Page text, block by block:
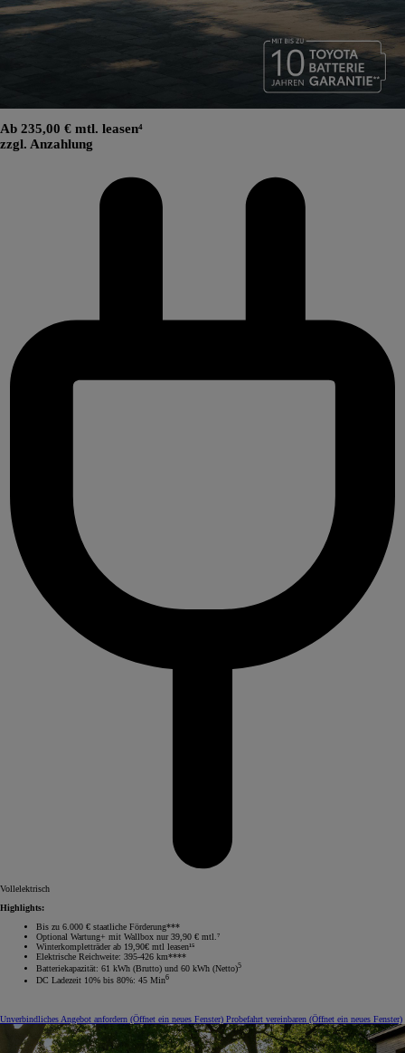
Ab 235,00 € mtl. leasen⁴
zzgl. Anzahlung
Vollelektrisch
Highlights:
Bis zu 6.000 € staatliche Förderung***
Optional Wartung+ mit Wallbox nur 39,90 € mtl.⁷
Winterkompletträder ab 19,90€ mtl leasen¹⁵
Elektrische Reichweite: 395-426 km****
Batteriekapazität: 61 kWh (Brutto) und 60 kWh (Netto)5
DC Ladezeit 10% bis 80%: 45 Min6
Unverbindliches Angebot anfordern (Öffnet ein neues Fenster) Probefahrt vereinbaren (Öffnet ein neues Fenster)